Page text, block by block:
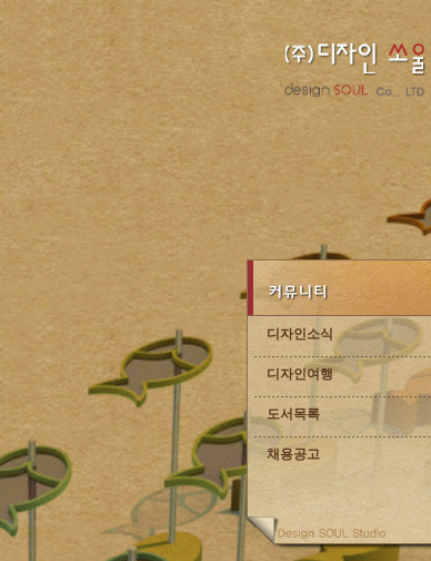
디자인소식
디자인여행
도서목록
채용공고